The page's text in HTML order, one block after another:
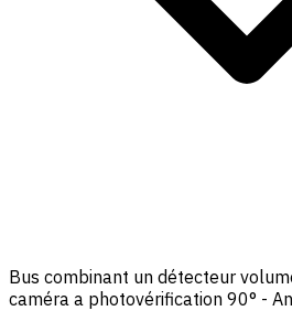
Bus combinant un détecteur
caméra a photovérification 90° -